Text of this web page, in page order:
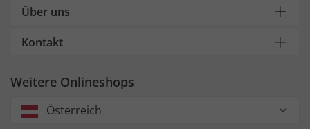
Über uns
Kontakt
Weitere Onlineshops
Österreich